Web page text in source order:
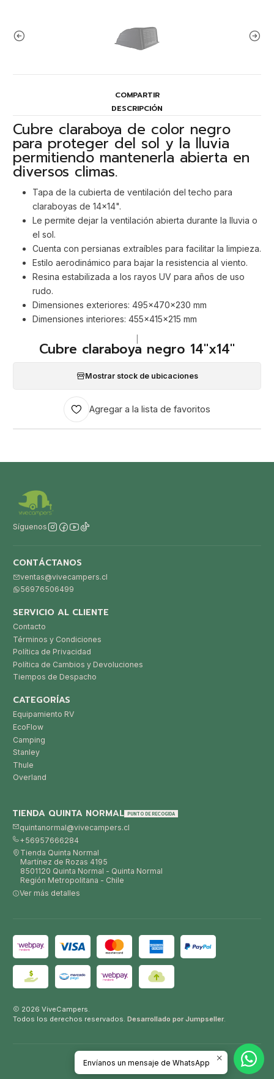
COMPARTIR
DESCRIPCIÓN
Cubre claraboya de color negro
para proteger del sol y la lluvia
permitiendo mantenerla abierta en
diversos climas.
Tapa de la cubierta de ventilación del techo para
claraboyas de 14x14".
Le permite dejar la ventilación abierta durante la lluvia o
el sol.
Cuenta con persianas extraíbles para facilitar la limpieza.
Estilo aerodinámico para bajar la resistencia al viento.
Resina estabilizada a los rayos UV para años de uso
rudo.
Dimensiones exteriores: 495x470x230 mm
Dimensiones interiores: 455x415x215 mm
Cubre claraboya negro 14"x14"
Mostrar stock de ubicaciones
Agregar a la lista de favoritos
Síguenos
CONTÁCTANOS
ventas@vivecampers.cl
56976506499
SERVICIO AL CLIENTE
Contacto
Términos y Condiciones
Política de Privacidad
Política de Cambios y Devoluciones
Tiempos de Despacho
CATEGORÍAS
Equipamiento RV
EcoFlow
Camping
Stanley
Thule
Overland
TIENDA QUINTA NORMAL PUNTO DE RECOGIDA
quintanormal@vivecampers.cl
+56957666284
Tienda Quinta Normal
Martínez de Rozas 4195
8501120 Quinta Normal - Quinta Normal
Región Metropolitana - Chile
Ver más detalles
2026 ViveCampers.
Todos los derechos reservados. Desarrollado por Jumpseller.
VOLVER ARRIBA
Envíanos un mensaje de WhatsApp